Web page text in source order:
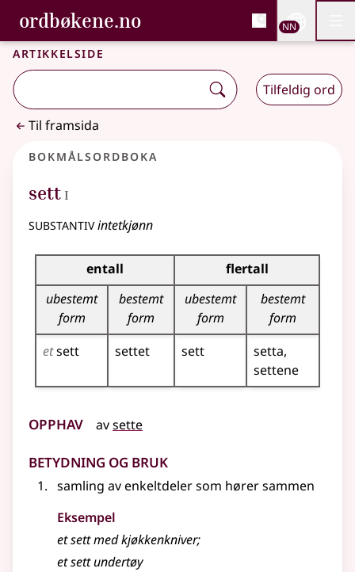
Gå til hovudinnhald
Tilgjenge
ordbøkene.no, Bokmålsordboka og
Bokmålsordboka og Nynorskordboka
NN
Artikkelside
Tilfeldig ord
Til framsida
Bokmålsordboka
sett 1
I
substantivintetkjønn
Bøyingstabell for dette substantivet
entall
flertall
ubestemt
form
bestemt
form
ubestemt
form
bestemt
form
etsett settet sett
setta
settene
Opphav avsette
Betydning og bruk
samling av enkeltdeler som hører sammen
Eksempel
etsettmed kjøkkenkniver;
etsettundertøy